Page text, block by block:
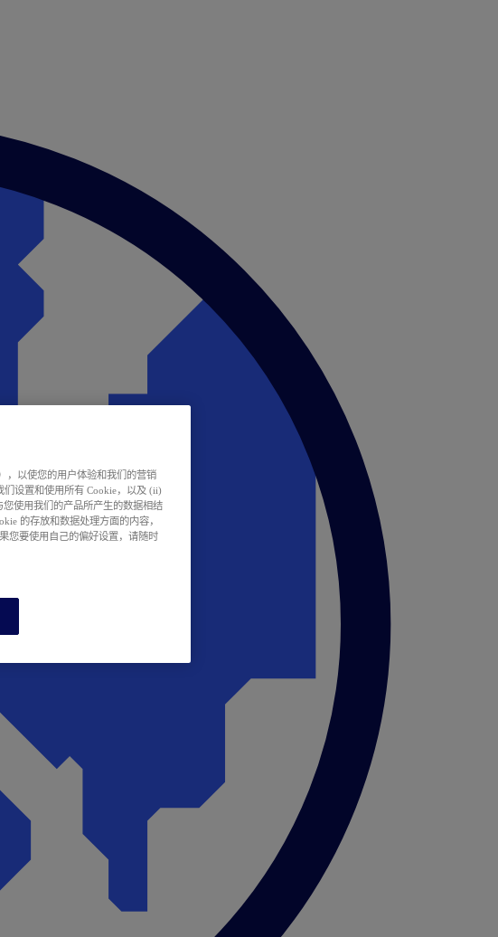
，以使您的用户体验和我们的营销
们设置和使用所有 Cookie，以及 (ii)
使用我们的产品所产生的数据相结
的存放和数据处理方面的内容，
您要使用自己的偏好设置，请随时